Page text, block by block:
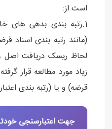
است از:
1.رتبه بندی بدهی های
(مانند رتبه بندی اسناد
لحاظ ریسک دریافت اصل
زیاد مورد مطالعه قرار
قرضه) و یا (رتبه بندی
جهت اعتبارسنجی